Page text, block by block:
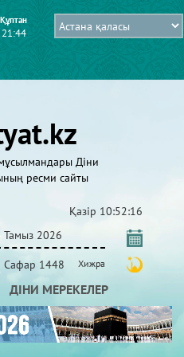
Құптан
21:44
Діни
ресми сайты
Қазір 10:52:17
Тамыз 2026
Сафар 1448 Хижра
ДІНИ МЕРЕКЕЛЕР